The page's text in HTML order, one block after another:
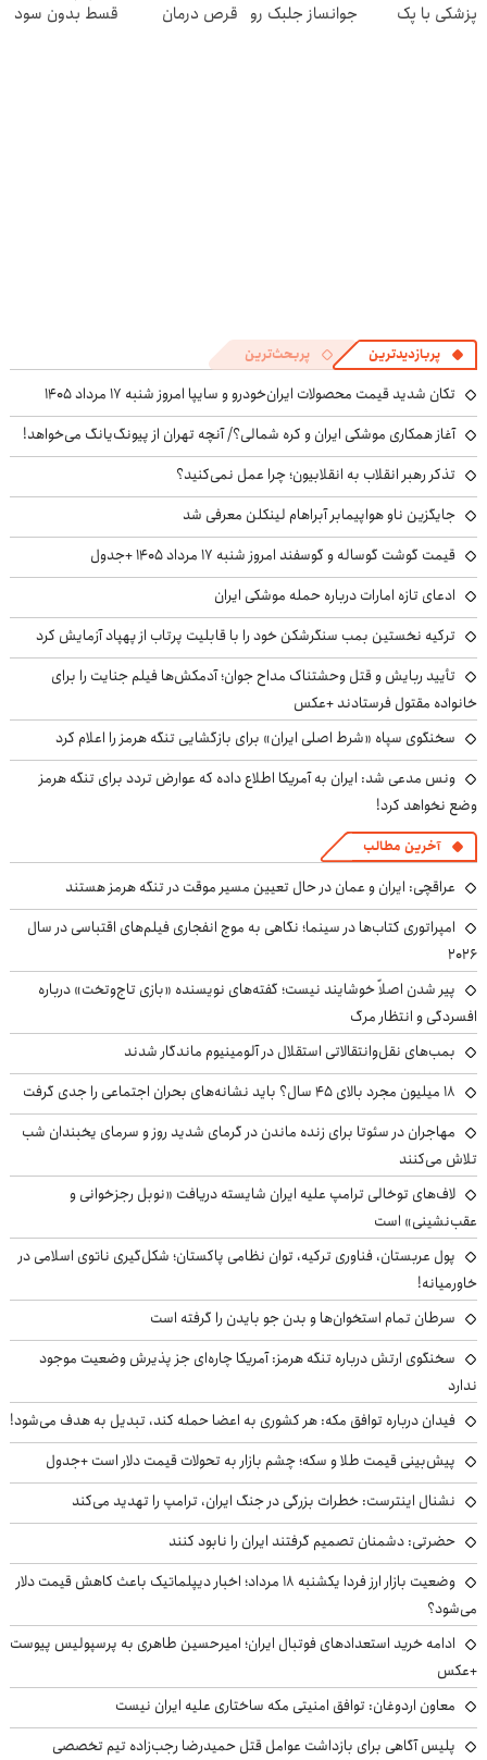
پزشکی با پک
جوانساز جلبک رو قرص درمان
قسط بدون سود
پربازدیدترین پربحث‌ترین
تکان شدید قیمت محصولات ایران‌خودرو و سایپا امروز شنبه ۱۷ مرداد ۱۴۰۵
آغاز همکاری موشکی ایران و کره شمالی؟/ آنچه تهران از پیونگ‌یانگ می‌خواهد!
تذکر رهبر انقلاب به انقلابیون؛ چرا عمل نمی‌کنید؟
جایگزین ناو هواپیمابر آبراهام لینکلن معرفی شد
قیمت گوشت گوساله و گوسفند امروز شنبه ۱۷ مرداد ۱۴۰۵ +جدول
ادعای تازه امارات درباره حمله موشکی ایران
ترکیه نخستین بمب سنگرشکن خود را با قابلیت پرتاب از پهپاد آزمایش کرد
تأیید ربایش و قتل وحشتناک مداح جوان؛ آدمکش‌ها فیلم جنایت را برای
خانواده مقتول فرستادند +عکس
سخنگوی سپاه «شرط اصلی ایران» برای بازگشایی تنگه هرمز را اعلام کرد
ونس مدعی شد: ایران به آمریکا اطلاع داده که عوارض تردد برای تنگه هرمز
وضع نخواهد کرد!
آخرین مطالب
عراقچی: ایران و عمان در حال تعیین مسیر موقت در تنگه هرمز هستند
امپراتوری کتاب‌ها در سینما؛ نگاهی به موج انفجاری فیلم‌های اقتباسی در سال
۲۰۲۶
پیر شدن اصلاً خوشایند نیست؛ گفته‌های نویسنده «بازی تاج‌وتخت» درباره
افسردگی و انتظار مرگ
بمب‌های نقل‌وانتقالاتی استقلال در آلومینیوم ماندگار شدند
۱۸ میلیون مجرد بالای ۴۵ سال؟ باید نشانه‌های بحران اجتماعی را جدی گرفت
مهاجران در سئوتا برای زنده ماندن در گرمای شدید روز و سرمای یخبندان شب
تلاش می‌کنند
لاف‌های توخالی ترامپ علیه ایران شایسته دریافت «نوبل رجزخوانی و
عقب‌نشینی» است
پول عربستان، فناوری ترکیه، توان نظامی پاکستان؛ شکل‌گیری ناتوی اسلامی در
خاورمیانه!
سرطان تمام استخوان‌ها و بدن جو بایدن را گرفته است
سخنگوی ارتش درباره تنگه هرمز: آمریکا چاره‌ای جز پذیرش وضعیت موجود
ندارد
فیدان درباره توافق مکه: هر کشوری به اعضا حمله کند، تبدیل به هدف می‌شود!
پیش‌بینی قیمت طلا و سکه؛ چشم بازار به تحولات قیمت دلار است +جدول
نشنال اینترست: خطرات بزرگی در جنگ ایران، ترامپ را تهدید می‌کند
حضرتی: دشمنان تصمیم گرفتند ایران را نابود کنند
وضعیت بازار ارز فردا یکشنبه ۱۸ مرداد؛ اخبار دیپلماتیک باعث کاهش قیمت دلار
می‌شود؟
ادامه خرید استعدادهای فوتبال ایران؛ امیرحسین طاهری به پرسپولیس پیوست
+عکس
معاون اردوغان: توافق امنیتی مکه ساختاری علیه ایران نیست
پلیس آگاهی برای بازداشت عوامل قتل حمیدرضا رجب‌زاده تیم تخصصی